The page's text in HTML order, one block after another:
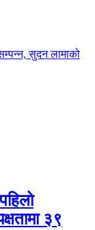
सुदन लामाको
३९